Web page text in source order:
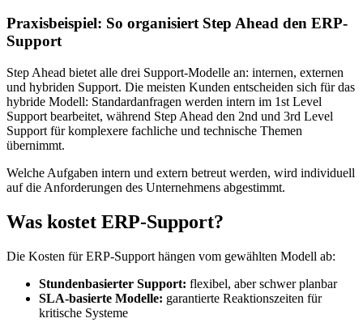
Praxisbeispiel: So organisiert Step Ahead den ERP-
Support
Step Ahead bietet alle drei Support-Modelle an: internen, externen
und hybriden Support. Die meisten Kunden entscheiden sich für das
hybride Modell: Standardanfragen werden intern im 1st Level
Support bearbeitet, während Step Ahead den 2nd und 3rd Level
Support für komplexere fachliche und technische Themen
übernimmt.
Welche Aufgaben intern und extern betreut werden, wird individuell
auf die Anforderungen des Unternehmens abgestimmt.
Was kostet ERP-Support?
Die Kosten für ERP-Support hängen vom gewählten Modell ab:
Stundenbasierter Support: flexibel, aber schwer planbar
SLA-basierte Modelle: garantierte Reaktionszeiten für
kritische Systeme